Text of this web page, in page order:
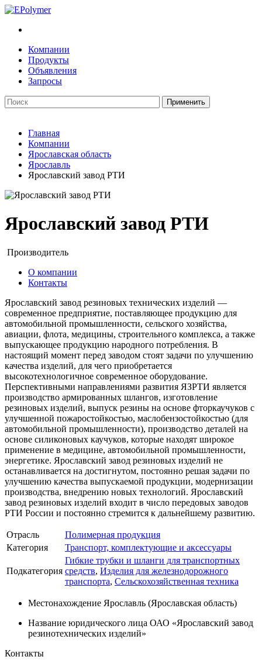
Компании
Продукты
Объявления
Запросы
Главная
Компании
Ярославская область
Ярославль
Ярославский завод РТИ
Ярославский завод РТИ
Производитель
О компании
Контакты
Ярославский завод резиновых технических изделий —
современное предприятие, поставляющее продукцию для
автомобильной промышленности, сельского хозяйства,
авиации, флота, медицины, строительного комплекса, а также
выпускающее продукцию народного потребления. В
настоящий момент перед заводом стоят задачи по улучшению
качества изделий, для чего приобретается
высокотехнологичное современное оборудование.
Перспективными направлениями развития ЯЗРТИ является
производство армированных шлангов, изготовление
резиновых изделий, выпуск резины на основе фторкаучуков с
улучшенной пожаростойкостью, маслобензостойкостью (для
автомобильной промышленности), производство деталей на
основе силиконовых каучуков, которые находят широкое
применение в медицине, автомобильной промышленности,
энергетике. Ярославский завод резиновых изделий не
останавливается на достигнутом, постоянно решая задачи по
улучшению качества выпускаемой продукции, модернизации
производства, внедрению новых технологий. Ярославский
завод резиновых изделий входит в число передовых заводов
РТИ России и постоянно стремится к дальнейшему развитию.
Отрасль
Полимерная продукция
Категория
Транспорт, комплектующие и аксессуары
Подкатегория
Гибкие трубки и шланги для транспортных
средств, Изделия для железнодорожного
транспорта, Сельскохозяйственная техника
Местонахождение Ярославль (Ярославская область)
Название юридического лица ОАО «Ярославский завод
резинотехнических изделий»
Контакты